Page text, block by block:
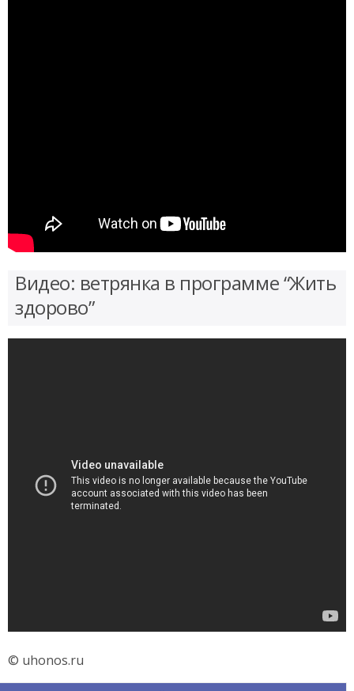
Видео: ветрянка в программе “Жить
здорово”
© uhonos.ru